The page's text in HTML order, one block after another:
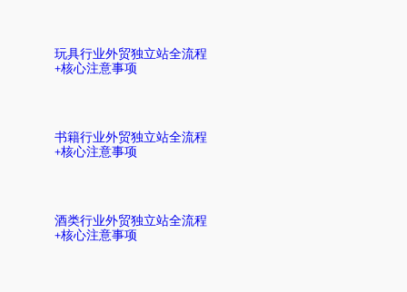
玩具行业外贸独立站全流程
+核心注意事项
书籍行业外贸独立站全流程
+核心注意事项
酒类行业外贸独立站全流程
+核心注意事项